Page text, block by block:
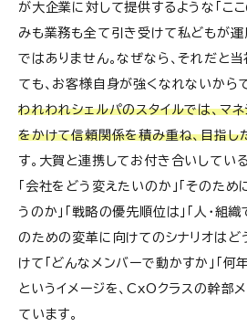
が大企業に対して提供するような「こ
みも業務も全て引き受けて私どもが運
ではありません。なぜなら、それだと
ても、お客様自身が強くなれないからで
われわれシェルパのスタイルでは、マ
をかけて信頼関係を積み重ね、目指し
す。大賀と連携してお付き合いしてい
「会社をどう変えたいのか」「そのた
うのか」「戦略の優先順位は」「人・組
のための変革に向けてのシナリオはど
けて「どんなメンバーで動かすか」「何
というイメージを、CxOクラスの幹部
ています。